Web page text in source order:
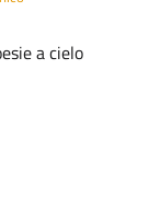
a cielo